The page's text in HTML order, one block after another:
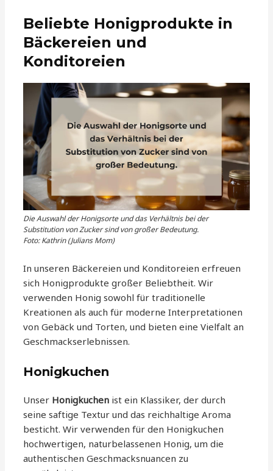
Beliebte Honigprodukte in
Bäckereien und
Konditoreien
Die Auswahl der Honigsorte und das Verhältnis bei der
Substitution von Zucker sind von großer Bedeutung.
Foto: Kathrin (Julians Mom)
In unseren Bäckereien und Konditoreien erfreuen
sich Honigprodukte großer Beliebtheit. Wir
verwenden Honig sowohl für traditionelle
Kreationen als auch für moderne Interpretationen
von Gebäck und Torten, und bieten eine Vielfalt an
Geschmackserlebnissen.
Honigkuchen
Unser Honigkuchen ist ein Klassiker, der durch
seine saftige Textur und das reichhaltige Aroma
besticht. Wir verwenden für den Honigkuchen
hochwertigen, naturbelassenen Honig, um die
authentischen Geschmacksnuancen zu